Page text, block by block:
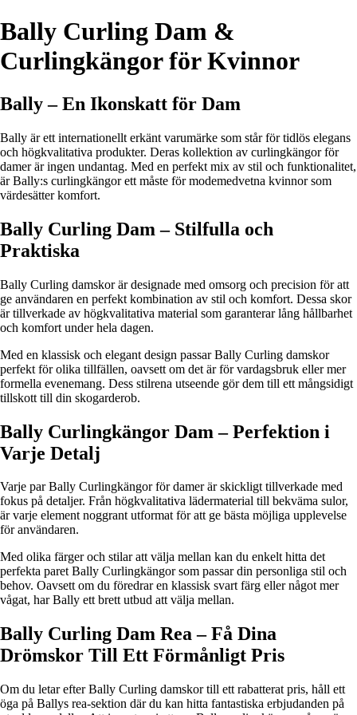
Bally Curling Dam &
Curlingkängor för Kvinnor
Bally – En Ikonskatt för Dam
Bally är ett internationellt erkänt varumärke som står för tidlös elegans
och högkvalitativa produkter. Deras kollektion av curlingkängor för
damer är ingen undantag. Med en perfekt mix av stil och funktionalitet,
är Bally:s curlingkängor ett måste för modemedvetna kvinnor som
värdesätter komfort.
Bally Curling Dam – Stilfulla och
Praktiska
Bally Curling damskor är designade med omsorg och precision för att
ge användaren en perfekt kombination av stil och komfort. Dessa skor
är tillverkade av högkvalitativa material som garanterar lång hållbarhet
och komfort under hela dagen.
Med en klassisk och elegant design passar Bally Curling damskor
perfekt för olika tillfällen, oavsett om det är för vardagsbruk eller mer
formella evenemang. Dess stilrena utseende gör dem till ett mångsidigt
tillskott till din skogarderob.
Bally Curlingkängor Dam – Perfektion i
Varje Detalj
Varje par Bally Curlingkängor för damer är skickligt tillverkade med
fokus på detaljer. Från högkvalitativa lädermaterial till bekväma sulor,
är varje element noggrant utformat för att ge bästa möjliga upplevelse
för användaren.
Med olika färger och stilar att välja mellan kan du enkelt hitta det
perfekta paret Bally Curlingkängor som passar din personliga stil och
behov. Oavsett om du föredrar en klassisk svart färg eller något mer
vågat, har Bally ett brett utbud att välja mellan.
Bally Curling Dam Rea – Få Dina
Drömskor Till Ett Förmånligt Pris
Om du letar efter Bally Curling damskor till ett rabatterat pris, håll ett
öga på Ballys rea-sektion där du kan hitta fantastiska erbjudanden på